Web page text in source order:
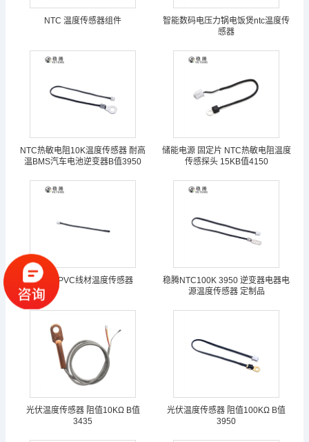
NTC 温度传感器组件
智能数码电压力锅电饭煲ntc温度传
感器
NTC热敏电阻10K温度传感器 耐高
温BMS汽车电池逆变器B值3950
储能电源 固定片 NTC热敏电阻温度
传感探头 15KB值4150
逆变器PVC线材温度传感器
稳腾NTC100K 3950 逆变器电器电
源温度传感器 定制品
光伏温度传感器 阻值10KΩ B值
3435
光伏温度传感器 阻值100KΩ B值
3950